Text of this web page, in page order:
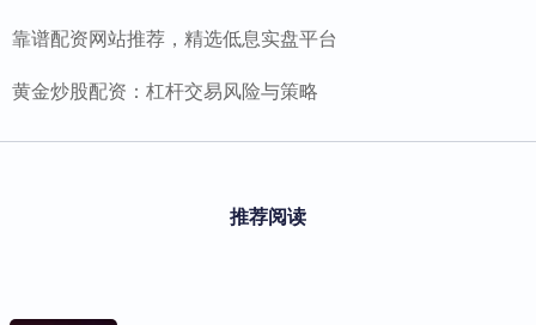
靠谱配资网站推荐，精选低息实盘平台
黄金炒股配资：杠杆交易风险与策略
推荐阅读